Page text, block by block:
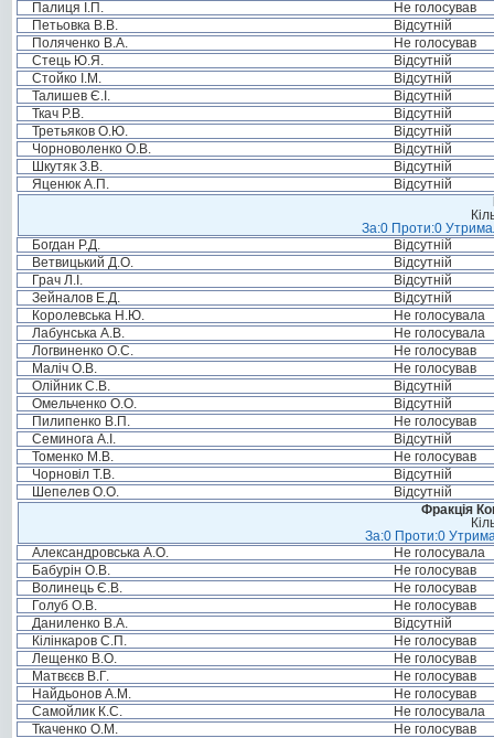
Палиця І.П.
Не голосував
Петьовка В.В.
Відсутній
Поляченко В.А.
Не голосував
Стець Ю.Я.
Відсутній
Стойко І.М.
Відсутній
Талишев Є.І.
Відсутній
Ткач Р.В.
Відсутній
Третьяков О.Ю.
Відсутній
Чорноволенко О.В.
Відсутній
Шкутяк З.В.
Відсутній
Яценюк А.П.
Відсутній
За:0 Проти:0
Богдан Р.Д.
Відсутній
Ветвицький Д.О.
Відсутній
Грач Л.І.
Відсутній
Зейналов Е.Д.
Відсутній
Королевська Н.Ю.
Не голосувала
Лабунська А.В.
Не голосувала
Логвиненко О.С.
Не голосував
Маліч О.В.
Не голосував
Олійник С.В.
Відсутній
Омельченко О.О.
Відсутній
Пилипенко В.П.
Не голосував
Семинога А.І.
Відсутній
Томенко М.В.
Не голосував
Чорновіл Т.В.
Відсутній
Шепелев О.О.
Відсутній
Фракція
За:0 Проти:0
Александровська А.О.
Не голосувала
Бабурін О.В.
Не голосував
Волинець Є.В.
Не голосував
Голуб О.В.
Не голосував
Даниленко В.А.
Відсутній
Кілінкаров С.П.
Не голосував
Лещенко В.О.
Не голосував
Матвєєв В.Г.
Не голосував
Найдьонов А.М.
Не голосував
Самойлик К.С.
Не голосувала
Ткаченко О.М.
Не голосував